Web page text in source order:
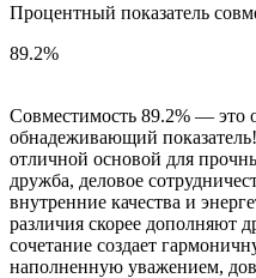
Процентный показатель
89.2%
Совместимость 89.2% — это
обнадеживающий
отличной основой для
дружба, деловое
внутренние качества и
различия скорее дополняют
сочетание создает
наполненную уважением,